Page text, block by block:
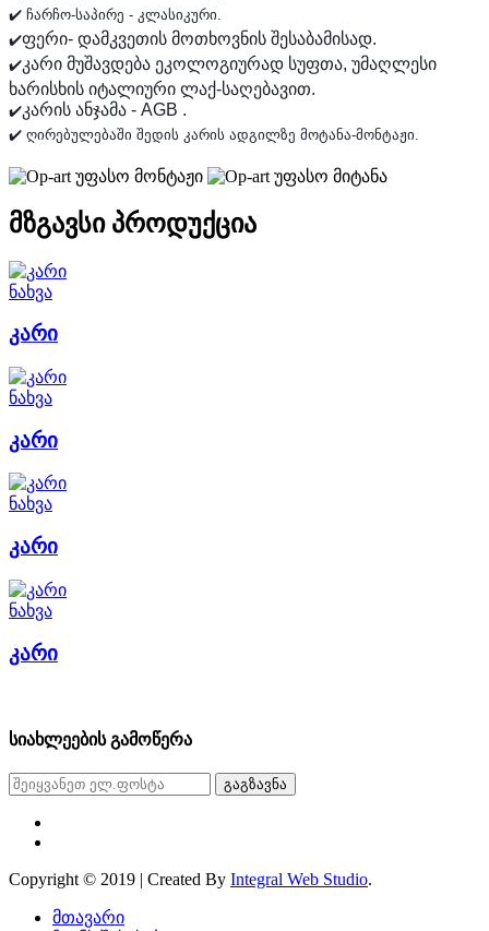
✔️ ჩარჩო-საპირე - კლასიკური.
✔️ფერი- დამკვეთის მოთხოვნის შესაბამისად.
✔️კარი მუშავდება ეკოლოგიურად სუფთა, უმაღლესი
ხარისხის იტალიური ლაქ-საღებავით.
✔️კარის ანჯამა - AGB .
✔️ ღირებულებაში შედის კარის ადგილზე მოტანა-მონტაჟი.
უფასო მონტაჟი უფასო მიტანა
მზგავსი პროდუქცია
ნახვა
კარი
ნახვა
კარი
ნახვა
კარი
ნახვა
კარი
სიახლეების გამოწერა
გაგზავნა
Copyright © 2019 | Created By Integral Web Studio.
მთავარი